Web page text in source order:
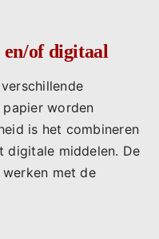
of digitaal
worden
is het combineren
digitale middelen. De
met de